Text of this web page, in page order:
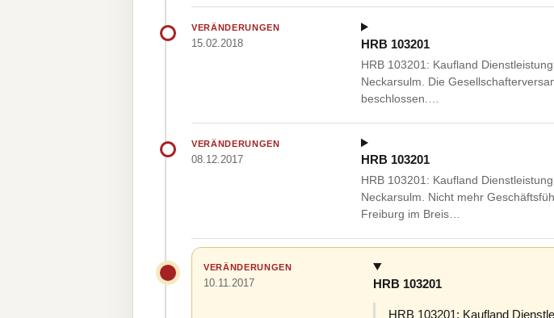
VERÄNDERUNGEN
15.02.2018 HRB 103201
HRB 103201: Kaufland
Neckarsulm. Die
beschlossen.…
VERÄNDERUNGEN
08.12.2017 HRB 103201
HRB 103201: Kaufland
Neckarsulm. Nicht mehr
Freiburg im Breis…
VERÄNDERUNGEN
10.11.2017 HRB 103201
HRB 103201: Kaufland